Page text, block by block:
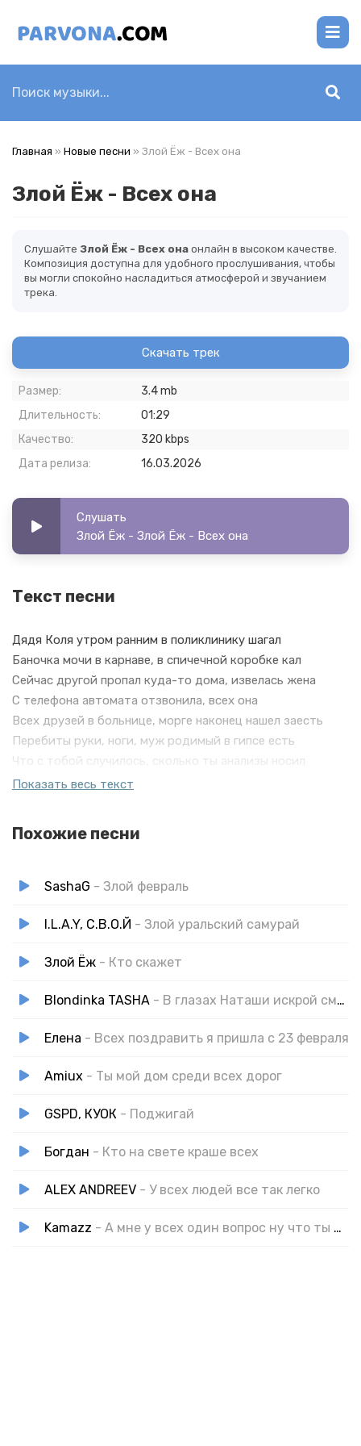
Главная » Новые песни » Злой Ёж - Всех она
Злой Ёж - Всех она
Слушайте Злой Ёж - Всех она онлайн в высоком качестве.
Композиция доступна для удобного прослушивания, чтобы
вы могли спокойно насладиться атмосферой и звучанием
трека.
Скачать трек
Размер:
3.4 mb
Длительность:
01:29
Качество:
320 kbps
Дата релиза:
16.03.2026
Слушать
Злой Ёж - Злой Ёж - Всех она
Текст песни
Дядя Коля утром ранним в поликлинику шагал
Баночка мочи в карнаве, в спичечной коробке кал
Сейчас другой пропал куда-то дома, извелась жена
С телефона автомата отзвонила, всех она
Всех друзей в больнице, морге наконец нашел заесть
Перебиты руки, ноги, муж родимый в гипсе есть
Что с тобой случилось, сколько ты анализы носил
Я не помню, помню только кто-то спичек попросил
Показать весь текст
Похожие песни
SashaG - Злой февраль
I.L.A.Y, С.В.О.Й - Злой уральский самурай
Злой Ёж - Кто скажет
Blondinka TASHA - В глазах Наташи искрой смех
Елена - Всех поздравить я пришла с 23 февраля
Amiux - Ты мой дом среди всех дорог
GSPD, КУОК - Поджигай
Богдан - Кто на свете краше всех
ALEX ANDREEV - У всех людей все так легко
Kamazz - А мне у всех один вопрос ну что ты творишь?